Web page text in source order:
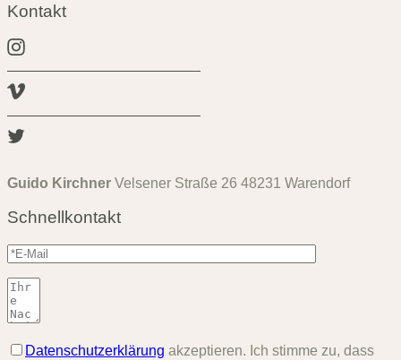
Kontakt
Guido Kirchner Velsener Straße 26 48231 Warendorf
Schnellkontakt
Datenschutzerklärung akzeptieren. Ich stimme zu, dass